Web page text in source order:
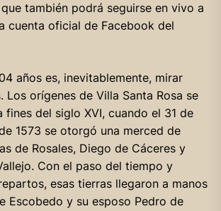
que también podrá seguirse en vivo a
cuenta oficial de Facebook del
años es, inevitablemente, mirar
Los orígenes de Villa Santa Rosa se
fines del siglo XVI, cuando el 31 de
1573 se otorgó una merced de
de Rosales, Diego de Cáceres y
Con el paso del tiempo y
esas tierras llegaron a manos
Escobedo y su esposo Pedro de